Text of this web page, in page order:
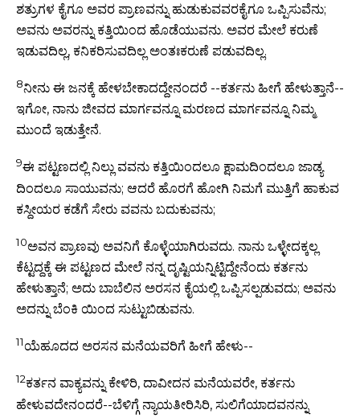
ಶತ್ರುಗಳ ಕೈಗೂ ಅವರ ಪ್ರಾಣವನ್ನು ಹುಡುಕುವವರಕೈಗೂ ಒಪ್ಪಿಸುವೆನು;
ಅವನು ಅವರನ್ನು ಕತ್ತಿಯಿಂದ ಹೊಡೆಯುವನು. ಅವರ ಮೇಲೆ ಕರುಣೆ
ಇಡುವದಿಲ್ಲ, ಕನಿಕರಿಸುವದಿಲ್ಲ ಅಂತಃಕರುಣೆ ಪಡುವದಿಲ್ಲ.
8ನೀನು ಈ ಜನಕ್ಕೆ ಹೇಳಬೇಕಾದದ್ದೇನಂದರೆ --ಕರ್ತನು ಹೀಗೆ ಹೇಳುತ್ತಾನೆ--
ಇಗೋ, ನಾನು ಜೀವದ ಮಾರ್ಗವನ್ನೂ ಮರಣದ ಮಾರ್ಗವನ್ನೂ ನಿಮ್ಮ
ಮುಂದೆ ಇಡುತ್ತೇನೆ.
9ಈ ಪಟ್ಟಣದಲ್ಲಿ ನಿಲ್ಲು ವವನು ಕತ್ತಿಯಿಂದಲೂ ಕ್ಷಾಮದಿಂದಲೂ ಜಾಡ್ಯ
ದಿಂದಲೂ ಸಾಯುವನು; ಆದರೆ ಹೊರಗೆ ಹೋಗಿ ನಿಮಗೆ ಮುತ್ತಿಗೆ ಹಾಕುವ
ಕಸ್ದೀಯರ ಕಡೆಗೆ ಸೇರು ವವನು ಬದುಕುವನು;
10ಅವನ ಪ್ರಾಣವು ಅವನಿಗೆ ಕೊಳ್ಳೆಯಾಗಿರುವದು. ನಾನು ಒಳ್ಳೇದಕ್ಕಲ್ಲ
ಕೆಟ್ಟದ್ದಕ್ಕೆ ಈ ಪಟ್ಟಣದ ಮೇಲೆ ನನ್ನ ದೃಷ್ಟಿಯನ್ನಿಟ್ಟಿದ್ದೇನೆಂದು ಕರ್ತನು
ಹೇಳುತ್ತಾನೆ; ಅದು ಬಾಬೆಲಿನ ಅರಸನ ಕೈಯಲ್ಲಿ ಒಪ್ಪಿಸಲ್ಪಡುವದು; ಅವನು
ಅದನ್ನು ಬೆಂಕಿ ಯಿಂದ ಸುಟ್ಟುಬಿಡುವನು.
11ಯೆಹೂದದ ಅರಸನ ಮನೆಯವರಿಗೆ ಹೀಗೆ ಹೇಳು--
12ಕರ್ತನ ವಾಕ್ಯವನ್ನು ಕೇಳಿರಿ, ದಾವೀದನ ಮನೆಯವರೇ, ಕರ್ತನು
ಹೇಳುವದೇನಂದರೆ--ಬೆಳಿಗ್ಗೆ ನ್ಯಾಯತೀರಿಸಿರಿ, ಸುಲಿಗೆಯಾದವನನ್ನು